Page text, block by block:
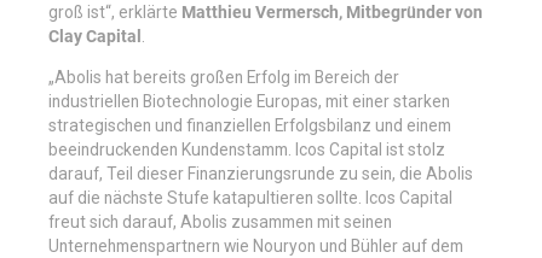
groß ist“, erklärte Matthieu Vermersch, Mitbegründer von
Clay Capital
„Abolis hat bereits großen Erfolg im Bereich der
industriellen Biotechnologie Europas, mit einer starken
strategischen und finanziellen Erfolgsbilanz und einem
beeindruckenden Kundenstamm. Icos Capital ist stolz
darauf, Teil dieser Finanzierungsrunde zu sein, die Abolis
auf die nächste Stufe katapultieren sollte. Icos Capital
freut sich darauf, Abolis zusammen mit seinen
Unternehmenspartnern wie Nouryon und Bühler auf dem